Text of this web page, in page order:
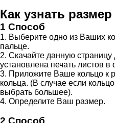
Как узнать
1 Способ
1. Выберите одно из Ваших
пальце.
2. Скачайте данную страницу
установлена печать листов
3. Приложите Ваше кольцо к
кольца. (В случае если
выбрать большее).
4. Определите Ваш размер.
2 Способ